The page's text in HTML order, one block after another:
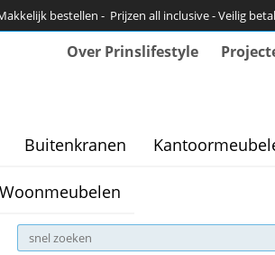
bestellen - Prijzen all inclusive - Veilig
Over Prinslifestyle
Buitenkranen
Woonmeubelen